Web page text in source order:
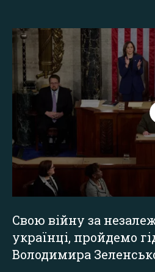
Свою війну за
українці, пройдемо
Володимира